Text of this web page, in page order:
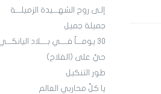
إلـى روح الشهـــيدة الزميلـــة
جميلة جميل
30 يومـــاً فــــي بــــلاد اليانكـــي
حيَّ على (الفلاح)
طور التنكيل
يا كلَّ محاربي العالم